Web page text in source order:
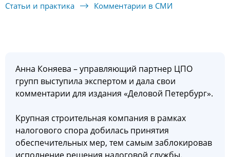
Статьи и практика
Комментарии в СМИ
Анна Коняева – управляющий партнер ЦПО
групп выступила экспертом и дала свои
комментарии для издания «Деловой Петербург».
Крупная строительная компания в рамках
налогового спора добилась принятия
обеспечительных мер, тем самым заблокировав